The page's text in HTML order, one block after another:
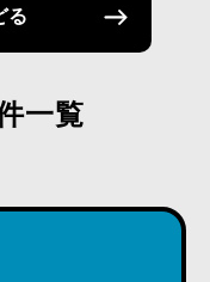
る
一覧